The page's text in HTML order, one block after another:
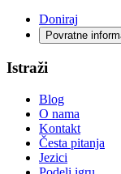
Doniraj
Povratne
Istraži
Blog
O nama
Kontakt
Česta pitanja
Jezici